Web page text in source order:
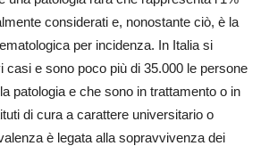
considerati e, nonostante ciò, è la
per incidenza. In Italia si
casi e sono poco più di 35.000 le persone
patologia e che sono in trattamento o in
di cura a carattere universitario o
è legata alla sopravvivenza dei